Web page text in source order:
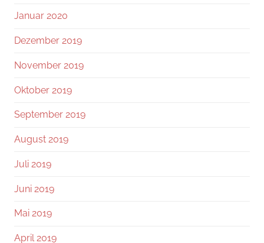
Januar 2020
Dezember 2019
November 2019
Oktober 2019
September 2019
August 2019
Juli 2019
Juni 2019
Mai 2019
April 2019